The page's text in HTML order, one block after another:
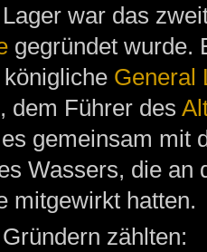
war das
gegründet wurde.
General
, dem Führer des
gemeinsam mit
Wassers, die an
mitgewirkt hatten.
zählten: